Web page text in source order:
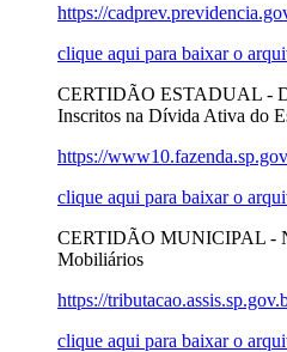
https://
clique aqui para baixar o
CERTIDÃO ESTADUAL -
Inscritos na Dívida Ativa do
https://
clique aqui para baixar o
CERTIDÃO MUNICIPAL -
Mobiliários
https://
clique aqui para baixar o